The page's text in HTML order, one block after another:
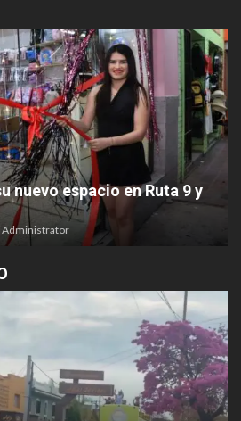
nuevo espacio en Ruta 9 y
Administrator